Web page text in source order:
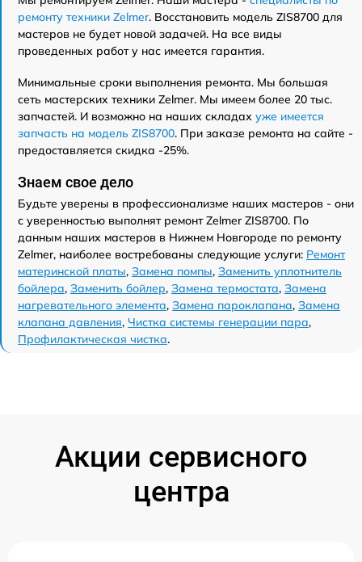
ремонту техники Zelmer. Восстановить модель ZIS8700 для
мастеров не будет новой задачей. На все виды
проведенных работ у нас имеется гарантия.
Минимальные сроки выполнения ремонта. Мы большая
сеть мастерских техники Zelmer. Мы имеем более 20 тыс.
запчастей. И возможно на наших складах уже имеется
запчасть на модель ZIS8700. При заказе ремонта на сайте -
предоставляется скидка -25%.
Знаем свое дело
Будьте уверены в профессионализме наших мастеров - они
с уверенностью выполнят ремонт Zelmer ZIS8700. По
данным наших мастеров в Нижнем Новгороде по ремонту
Zelmer, наиболее востребованы следующие услуги: Ремонт
материнской платы, Замена помпы, Заменить уплотнитель
бойлера, Заменить бойлер, Замена термостата, Замена
нагревательного элемента, Замена пароклапана, Замена
клапана давления, Чистка системы генерации пара,
Профилактическая чистка.
Акции сервисного
центра